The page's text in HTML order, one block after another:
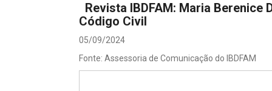
Processos - IBDFAM
Projetos do IBDFAM
Revista IBDFAM: Maria
Código Civil
05/09/2024
Fonte: Assessoria de Comunicação do IBDFAM